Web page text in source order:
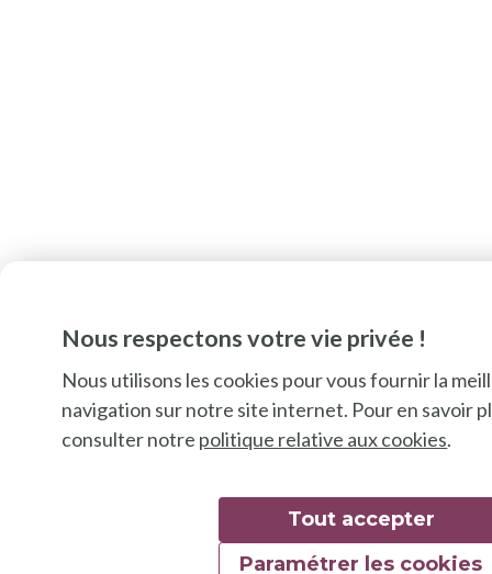
Nous respectons votre vie privée !
Nous utilisons les cookies pour vous fournir la
navigation sur notre site internet. Pour en savoir
consulter notre politique relative aux cookies.
Tout accepter
Paramétrer les cookies